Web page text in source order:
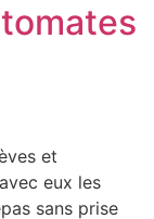
et
eux les
sans prise